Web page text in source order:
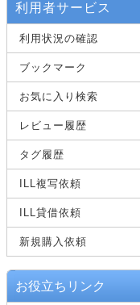
利用者サービス
利用状況の確認
ブックマーク
お気に入り検索
レビュー履歴
タグ履歴
ILL複写依頼
ILL貸借依頼
新規購入依頼
お役立ちリンク